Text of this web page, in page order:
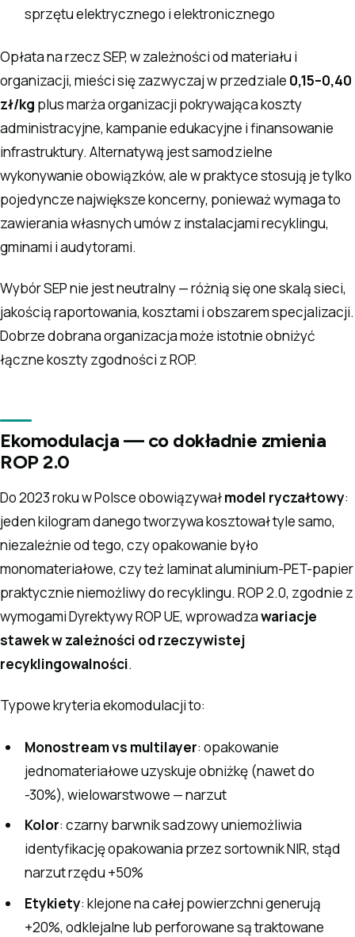
sprzętu elektrycznego i elektronicznego
Opłata na rzecz SEP, w zależności od materiału i
organizacji, mieści się zazwyczaj w przedziale 0,15–0,40
zł/kg plus marża organizacji pokrywająca koszty
administracyjne, kampanie edukacyjne i finansowanie
infrastruktury. Alternatywą jest samodzielne
wykonywanie obowiązków, ale w praktyce stosują je tylko
pojedyncze największe koncerny, ponieważ wymaga to
zawierania własnych umów z instalacjami recyklingu,
gminami i audytorami.
Wybór SEP nie jest neutralny — różnią się one skalą sieci,
jakością raportowania, kosztami i obszarem specjalizacji.
Dobrze dobrana organizacja może istotnie obniżyć
łączne koszty zgodności z ROP.
Ekomodulacja — co dokładnie zmienia
ROP 2.0
Do 2023 roku w Polsce obowiązywałmodel ryczałtowy:
jeden kilogram danego tworzywa kosztował tyle samo,
niezależnie od tego, czy opakowanie było
monomateriałowe, czy też laminat aluminium-PET-papier
praktycznie niemożliwy do recyklingu. ROP 2.0, zgodnie z
wymogami Dyrektywy ROP UE, wprowadzawariacje
stawek w zależności od rzeczywistej
recyklingowalności.
Typowe kryteria ekomodulacji to:
Monostream vs multilayer: opakowanie
jednomateriałowe uzyskuje obniżkę (nawet do
-30%), wielowarstwowe — narzut
Kolor: czarny barwnik sadzowy uniemożliwia
identyfikację opakowania przez sortownik NIR, stąd
narzut rzędu +50%
Etykiety: klejone na całej powierzchni generują
+20%, odklejalne lub perforowane są traktowane